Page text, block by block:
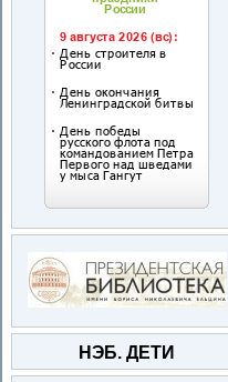
НЭБ. ДЕТИ